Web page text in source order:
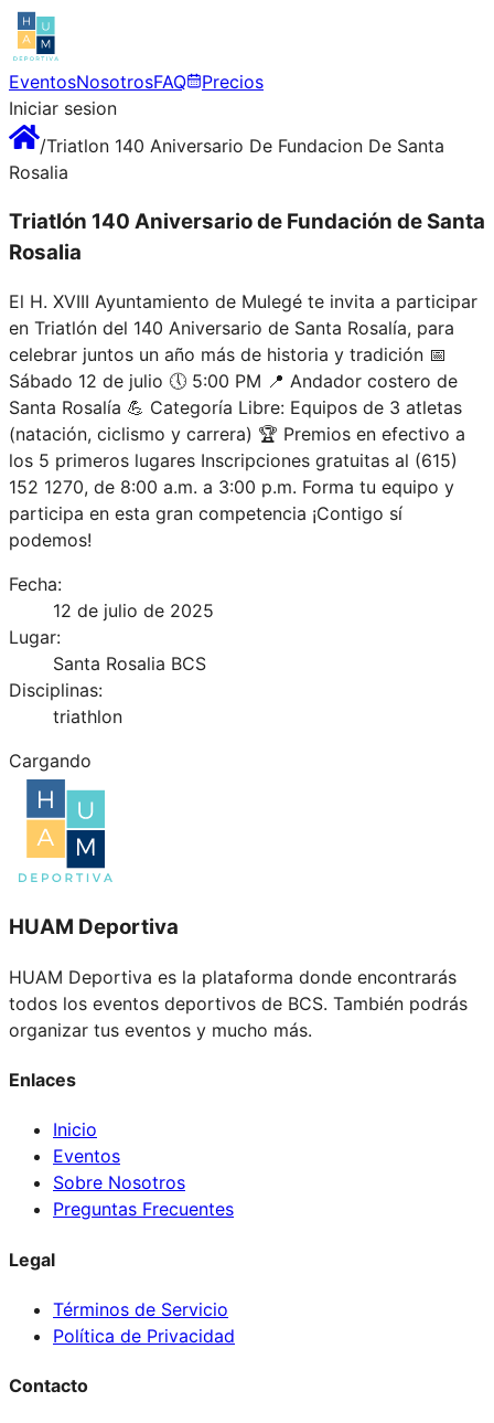
EventosNosotrosFAQ
Precios
Iniciar sesion
/Triatlon 140 Aniversario De Fundacion De Santa
Rosalia
Triatlón 140 Aniversario de Fundación de Santa
Rosalia
El H. XVIII Ayuntamiento de Mulegé te invita a participar
en Triatlón del 140 Aniversario de Santa Rosalía, para
celebrar juntos un año más de historia y tradición 📅
Sábado 12 de julio 🕔 5:00 PM 📍 Andador costero de
Santa Rosalía 💪 Categoría Libre: Equipos de 3 atletas
(natación, ciclismo y carrera) 🏆 Premios en efectivo a
los 5 primeros lugares Inscripciones gratuitas al (615)
152 1270, de 8:00 a.m. a 3:00 p.m. Forma tu equipo y
participa en esta gran competencia ¡Contigo sí
podemos!
Fecha:
12 de julio de 2025
Lugar:
Santa Rosalia BCS
Disciplinas:
triathlon
Cargando
HUAM Deportiva
HUAM Deportiva es la plataforma donde encontrarás
todos los eventos deportivos de BCS. También podrás
organizar tus eventos y mucho más.
Enlaces
Inicio
Eventos
Sobre Nosotros
Preguntas Frecuentes
Legal
Términos de Servicio
Política de Privacidad
Contacto